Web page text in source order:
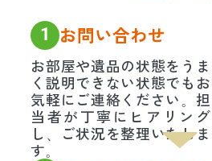
1 お問い合わせ
お部屋や遺品の状態をうま
く説明できない状態でもお
気軽にご連絡ください。担
当者が丁寧にヒアリング
し、ご状況を整理いたしま
す。